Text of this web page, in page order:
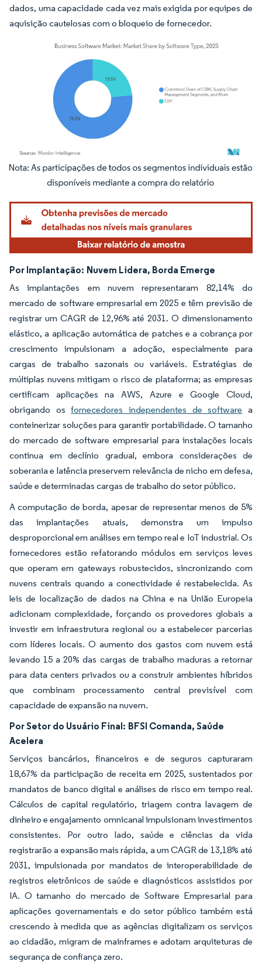
dados, uma capacidade cada vez mais exigida por equipes de
aquisição cautelosas com o bloqueio de fornecedor.
Imagem © Mordor Intelligence. O reuso requer atribuição conforme CC BY 4.0.
Por Implantação: Nuvem Lidera, Borda Emerge
As implantações em nuvem representaram 82,14% do
mercado de software empresarial em 2025 e têm previsão de
registrar um CAGR de 12,96% até 2031. O dimensionamento
elástico, a aplicação automática de patches e a cobrança por
crescimento impulsionam a adoção, especialmente para
cargas de trabalho sazonais ou variáveis. Estratégias de
múltiplas nuvens mitigam o risco de plataforma; as empresas
certificam aplicações na AWS, Azure e Google Cloud,
obrigando osfornecedores independentes de software a
conteinerizar soluções para garantir portabilidade. O tamanho
do mercado de software empresarial para instalações locais
continua em declínio gradual, embora considerações de
soberania e latência preservem relevância de nicho em defesa,
saúde e determinadas cargas de trabalho do setor público.
A computação de borda, apesar de representar menos de 5%
das implantações atuais, demonstra um impulso
desproporcional em análises em tempo real e IoT industrial. Os
fornecedores estão refatorando módulos em serviços leves
que operam em gateways robustecidos, sincronizando com
nuvens centrais quando a conectividade é restabelecida. As
leis de localização de dados na China e na União Europeia
adicionam complexidade, forçando os provedores globais a
investir em infraestrutura regional ou a estabelecer parcerias
com líderes locais. O aumento dos gastos com nuvem está
levando 15 a 20% das cargas de trabalho maduras a retornar
para data centers privados ou a construir ambientes híbridos
que combinam processamento central previsível com
capacidade de expansão na nuvem.
Por Setor do Usuário Final: BFSI Comanda, Saúde
Acelera
Serviços bancários, financeiros e de seguros capturaram
18,67% da participação de receita em 2025, sustentados por
mandatos de banco digital e análises de risco em tempo real.
Cálculos de capital regulatório, triagem contra lavagem de
dinheiro e engajamento omnicanal impulsionam investimentos
consistentes. Por outro lado, saúde e ciências da vida
registrarão a expansão mais rápida, a um CAGR de 13,18% até
2031, impulsionada por mandatos de interoperabilidade de
registros eletrônicos de saúde e diagnósticos assistidos por
IA. O tamanho do mercado de Software Empresarial para
aplicações governamentais e do setor público também está
crescendo à medida que as agências digitalizam os serviços
ao cidadão, migram de mainframes e adotam arquiteturas de
segurança de confiança zero.